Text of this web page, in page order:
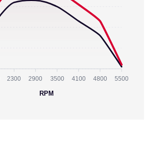
2300 2900 3500 4100 4800 5500
RPM